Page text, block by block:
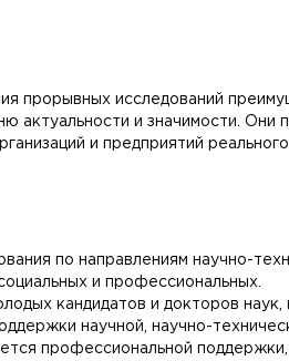
прорывных исследований
актуальности и значимости. Они
и предприятий реального
по направлениям научно-
и профессиональных.
кандидатов и докторов наук,
научной, научно-
профессиональной поддержки,